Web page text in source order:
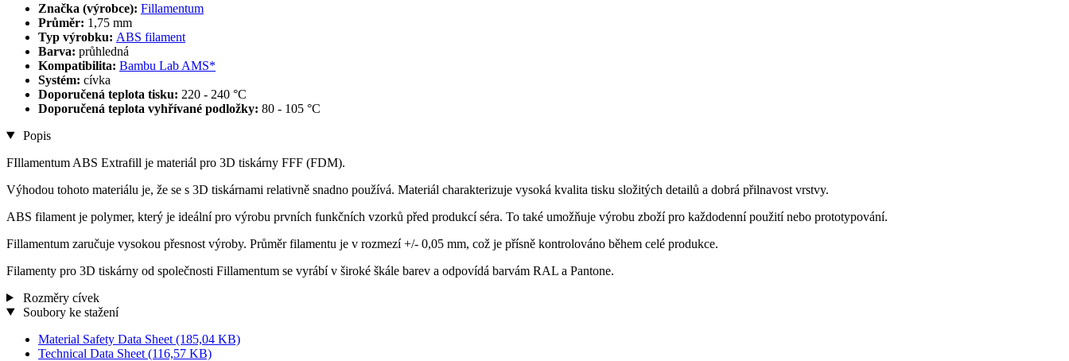
Značka (výrobce): Fillamentum
Průměr: 1,75 mm
Typ výrobku: ABS filament
Barva: průhledná
Kompatibilita: Bambu Lab AMS*
Systém: cívka
Doporučená teplota tisku: 220 - 240 °C
Doporučená teplota vyhřívané podložky: 80 - 105 °C
Popis
FIllamentum ABS Extrafill je materiál pro 3D tiskárny FFF (FDM).
Výhodou tohoto materiálu je, že se s 3D tiskárnami relativně snadno používá. Materiál charakterizuje vysoká kvalita tisku složitých detailů a dobrá přilnavost vrstvy.
ABS filament je polymer, který je ideální pro výrobu prvních funkčních vzorků před produkcí séra. To také umožňuje výrobu zboží pro každodenní použití nebo prototypování.
Fillamentum zaručuje vysokou přesnost výroby. Průměr filamentu je v rozmezí +/- 0,05 mm, což je přísně kontrolováno během celé produkce.
Filamenty pro 3D tiskárny od společnosti Fillamentum se vyrábí v široké škále barev a odpovídá barvám RAL a Pantone.
Rozměry cívek
Soubory ke stažení
Material Safety Data Sheet (185,04 KB)
Technical Data Sheet (116,57 KB)